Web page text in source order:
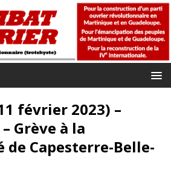
février 2023) –
Grève à la
Capesterre-Belle-